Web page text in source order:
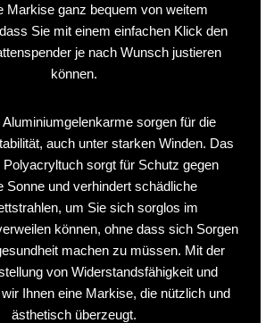
Markise ganz bequem von weitem
Sie mit einem einfachen Klick den
je nach Wunsch justieren
können.
Aluminiumgelenkarme sorgen für die
auch unter starken Winden. Das
sorgt für Schutz gegen
Sonne und verhindert schädliche
um Sie sich sorglos im
können, ohne dass sich Sorgen
machen zu müssen. Mit der
von Widerstandsfähigkeit und
Ihnen eine Markise, die nützlich und
ästhetisch überzeugt.